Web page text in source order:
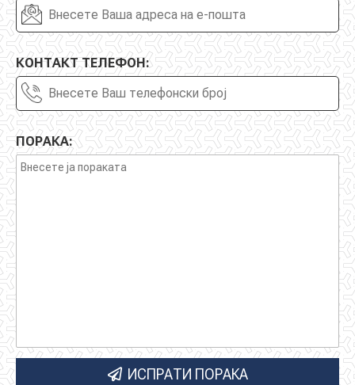
вештини за
ефективно
управување со
човечките
ресурси и ќе
обезбеди алатки
за
обезбедување,
развој,
КОНТАКТ ТЕЛЕФОН:
ПОРАКА:
ИСПРАТИ ПОРАКА